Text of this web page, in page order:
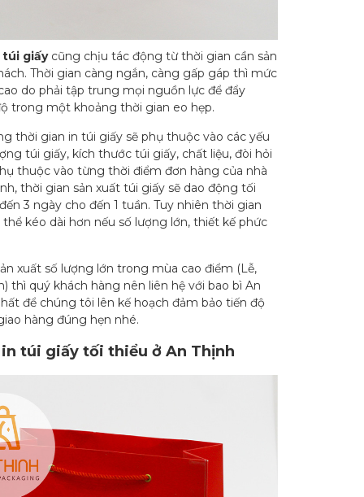
túi giấycũng chịu tác động từ thời gian cần sản
Thời gian càng ngắn, càng gấp gáp thì mức
do phải tập trung mọi nguồn lực để đẩy
trong một khoảng thời gian eo hẹp.
thời gian in túi giấy sẽ phụ thuộc vào các yếu
túi giấy, kích thước túi giấy, chất liệu, đòi hỏi
thuộc vào từng thời điểm đơn hàng của nhà
thời gian sản xuất túi giấy sẽ dao động tối
3 ngày cho đến 1 tuần. Tuy nhiên thời gian
kéo dài hơn nếu số lượng lớn, thiết kế phức
xuất số lượng lớn trong mùa cao điểm (Lễ,
thì quý khách hàng nên liên hệ với bao bì An
để chúng tôi lên kế hoạch đảm bảo tiến độ
hàng đúng hẹn nhé.
túi giấy tối thiểu ở An Thịnh